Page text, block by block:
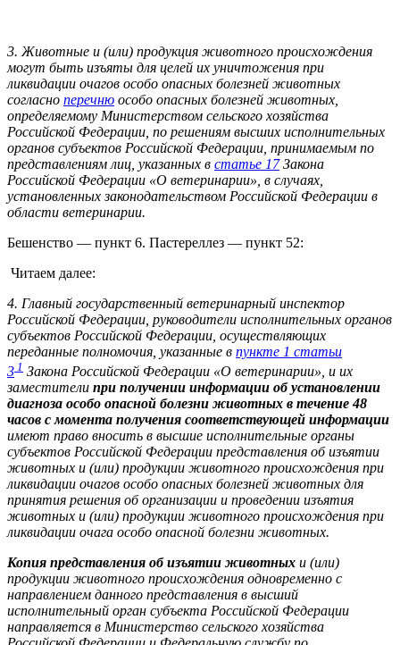
3. Животные и (или) продукция животного происхождения
могут быть изъяты для целей их уничтожения при
ликвидации очагов особо опасных болезней животных
согласно перечню особо опасных болезней животных,
определяемому Министерством сельского хозяйства
Российской Федерации, по решениям высших исполнительных
органов субъектов Российской Федерации, принимаемым по
представлениям лиц, указанных в статье 17Закона
Российской Федерации «О ветеринарии», в случаях,
установленных законодательством Российской Федерации в
области ветеринарии.
Бешенство — пункт 6. Пастереллез — пункт 52:
Читаем далее:
4. Главный государственный ветеринарный инспектор
Российской Федерации, руководители исполнительных органов
субъектов Российской Федерации, осуществляющих
переданные полномочия, указанные в пункте 1 статьи
3 1 Закона Российской Федерации «О ветеринарии», и их
заместители при получении информации об установлении
диагноза особо опасной болезни животных в течение 48
часов с момента получения соответствующей информации
имеют право вносить в высшие исполнительные органы
субъектов Российской Федерации представления об изъятии
животных и (или) продукции животного происхождения при
ликвидации очагов особо опасных болезней животных для
принятия решения об организации и проведении изъятия
животных и (или) продукции животного происхождения при
ликвидации очага особо опасной болезни животных.
Копия представления об изъятии животных и (или)
продукции животного происхождения одновременно с
направлением данного представления в высший
исполнительный орган субъекта Российской Федерации
направляется в Министерство сельского хозяйства